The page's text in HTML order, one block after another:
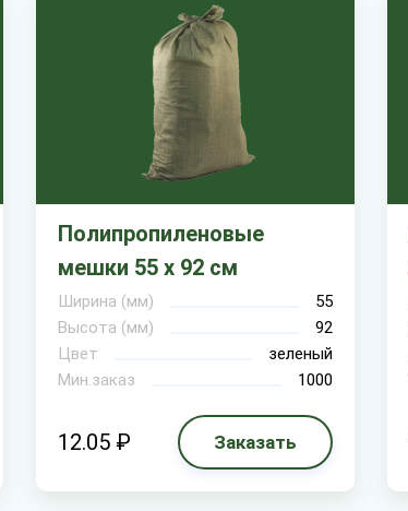
Полипропиленовые
мешки 55 х 92 см
Ширина (мм)
55
Высота (мм)
92
Цвет
зеленый
Мин.заказ
1000
12.05 ₽ Заказать